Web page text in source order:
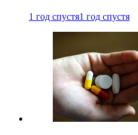
1 год спустя1 год спустя